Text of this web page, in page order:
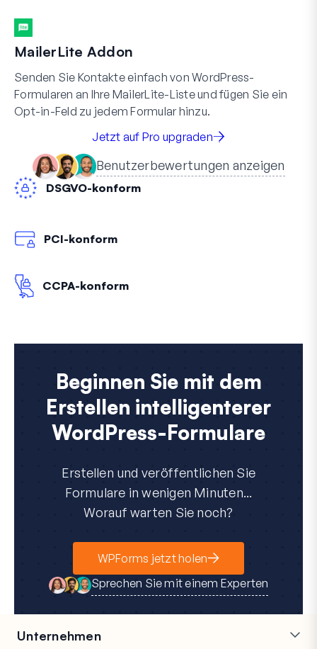
MailerLite Addon
Senden Sie Kontakte einfach von WordPress-
Formularen an Ihre MailerLite-Liste und fügen Sie ein
Opt-in-Feld zu jedem Formular hinzu.
Jetzt auf Pro upgraden
Benutzerbewertungen anzeigen
DSGVO-konform
PCI-konform
CCPA-konform
Beginnen Sie mit dem
Erstellen intelligenterer
WordPress-Formulare
Erstellen und veröffentlichen Sie
Formulare in wenigen Minuten...
Worauf warten Sie noch?
WPForms jetzt holen
Sprechen Sie mit einem Experten
Unternehmen